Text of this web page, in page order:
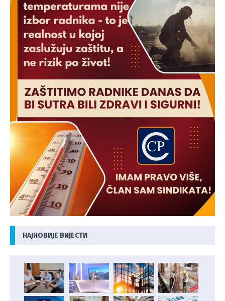
НАЈНОВИЈЕ ВИЈЕСТИ